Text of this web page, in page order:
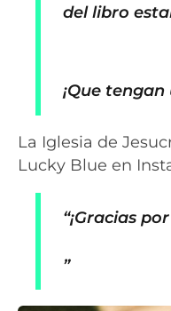
del libro
¡Que
La Iglesia de
Lucky Blue en
“¡Gracias
”